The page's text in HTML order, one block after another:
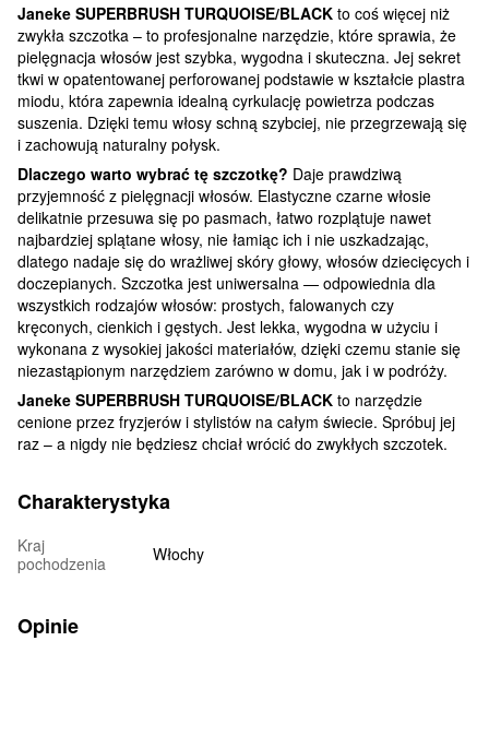
Janeke SUPERBRUSH TURQUOISE/BLACK to coś więcej niż
zwykła szczotka – to profesjonalne narzędzie, które sprawia, że
pielęgnacja włosów jest szybka, wygodna i skuteczna. Jej sekret
tkwi w opatentowanej perforowanej podstawie w kształcie plastra
miodu, która zapewnia idealną cyrkulację powietrza podczas
suszenia. Dzięki temu włosy schną szybciej, nie przegrzewają się
i zachowują naturalny połysk.
Dlaczego warto wybrać tę szczotkę? Daje prawdziwą
przyjemność z pielęgnacji włosów. Elastyczne czarne włosie
delikatnie przesuwa się po pasmach, łatwo rozplątuje nawet
najbardziej splątane włosy, nie łamiąc ich i nie uszkadzając,
dlatego nadaje się do wrażliwej skóry głowy, włosów dziecięcych i
doczepianych. Szczotka jest uniwersalna — odpowiednia dla
wszystkich rodzajów włosów: prostych, falowanych czy
kręconych, cienkich i gęstych. Jest lekka, wygodna w użyciu i
wykonana z wysokiej jakości materiałów, dzięki czemu stanie się
niezastąpionym narzędziem zarówno w domu, jak i w podróży.
Janeke SUPERBRUSH TURQUOISE/BLACK to narzędzie
cenione przez fryzjerów i stylistów na całym świecie. Spróbuj jej
raz – a nigdy nie będziesz chciał wrócić do zwykłych szczotek.
Charakterystyka
Kraj
pochodzenia
Włochy
Opinie